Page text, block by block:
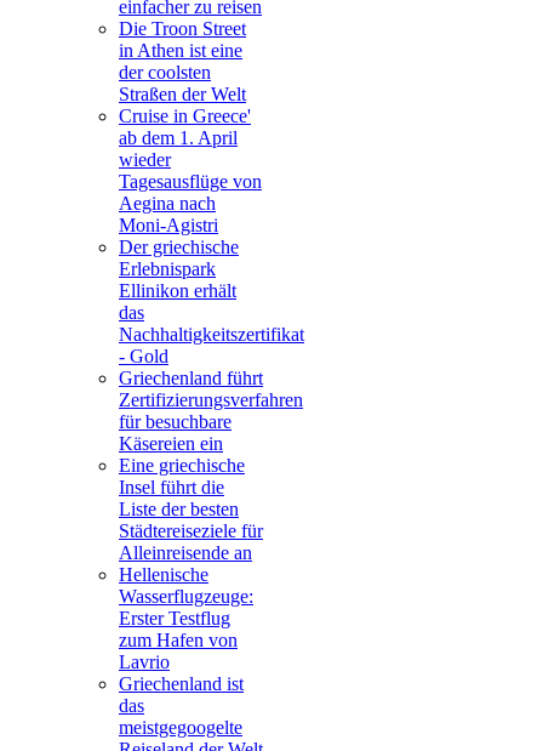
einfacher zu reisen
Die Troon Street
in Athen ist eine
der coolsten
Straßen der Welt
Cruise in Greece'
ab dem 1. April
wieder
Tagesausflüge von
Aegina nach
Moni-Agistri
Der griechische
Erlebnispark
Ellinikon erhält
das
Nachhaltigkeitszertifikat
- Gold
Griechenland führt
Zertifizierungsverfahren
für besuchbare
Käsereien ein
Eine griechische
Insel führt die
Liste der besten
Städtereiseziele für
Alleinreisende an
Hellenische
Wasserflugzeuge:
Erster Testflug
zum Hafen von
Lavrio
Griechenland ist
das
meistgegoogelte